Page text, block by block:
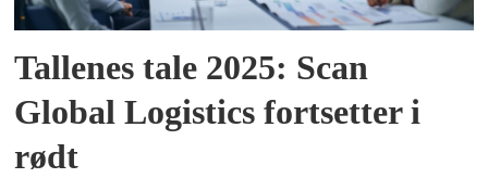
Tallenes tale 2025: Scan
Global Logistics fortsetter i
rødt